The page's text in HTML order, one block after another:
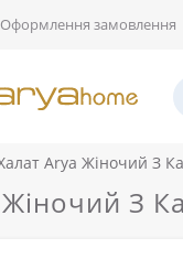
Оформлення замовлення
Arya Жіночий З
Жіночий З